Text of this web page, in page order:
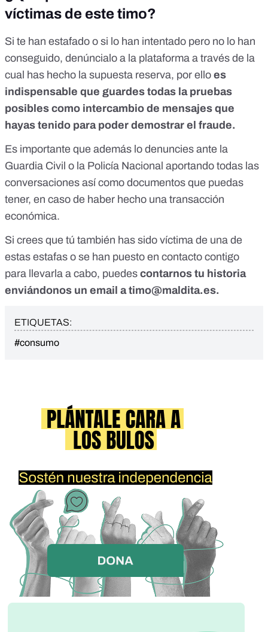
víctimas de este timo?
Si te han estafado o si lo han intentado pero no lo han
conseguido, denúncialo a la plataforma a través de la
cual has hecho la supuesta reserva, por ello es
indispensable que guardes todas la pruebas
posibles como intercambio de mensajes que
hayas tenido para poder demostrar el fraude.
Es importante que además lo denuncies ante la
Guardia Civil o la Policía Nacional aportando todas las
conversaciones así como documentos que puedas
tener, en caso de haber hecho una transacción
económica.
Si crees que tú también has sido víctima de una de
estas estafas o se han puesto en contacto contigo
para llevarla a cabo, puedes contarnos tu historia
enviándonos un email atimo@maldita.es.
ETIQUETAS:
#consumo